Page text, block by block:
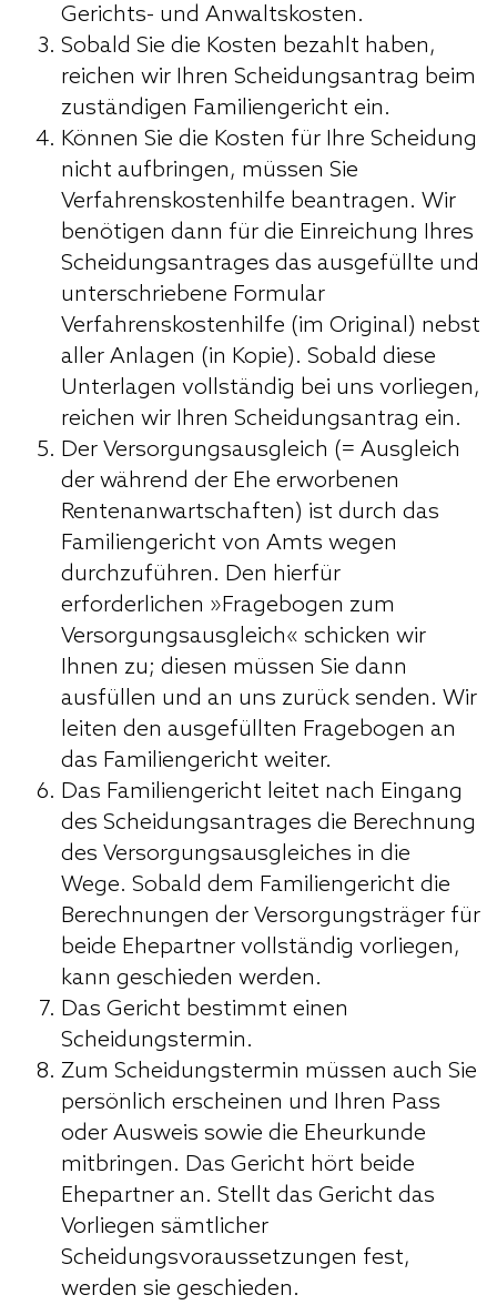
Gerichts- und Anwaltskosten.
Sobald Sie die Kosten bezahlt haben,
reichen wir Ihren Scheidungsantrag beim
zuständigen Familiengericht ein.
Können Sie die Kosten für Ihre Scheidung
nicht aufbringen, müssen Sie
Verfahrenskostenhilfe beantragen. Wir
benötigen dann für die Einreichung Ihres
Scheidungsantrages das ausgefüllte und
unterschriebene Formular
Verfahrenskostenhilfe (im Original) nebst
aller Anlagen (in Kopie). Sobald diese
Unterlagen vollständig bei uns vorliegen,
reichen wir Ihren Scheidungsantrag ein.
Der Versorgungsausgleich (= Ausgleich
der während der Ehe erworbenen
Rentenanwartschaften) ist durch das
Familiengericht von Amts wegen
durchzuführen. Den hierfür
erforderlichen »Fragebogen zum
Versorgungsausgleich« schicken wir
Ihnen zu; diesen müssen Sie dann
ausfüllen und an uns zurück senden. Wir
leiten den ausgefüllten Fragebogen an
das Familiengericht weiter.
Das Familiengericht leitet nach Eingang
des Scheidungsantrages die Berechnung
des Versorgungsausgleiches in die
Wege. Sobald dem Familiengericht die
Berechnungen der Versorgungsträger für
beide Ehepartner vollständig vorliegen,
kann geschieden werden.
Das Gericht bestimmt einen
Scheidungstermin.
Zum Scheidungstermin müssen auch Sie
persönlich erscheinen und Ihren Pass
oder Ausweis sowie die Eheurkunde
mitbringen. Das Gericht hört beide
Ehepartner an. Stellt das Gericht das
Vorliegen sämtlicher
Scheidungsvoraussetzungen fest,
werden sie geschieden.